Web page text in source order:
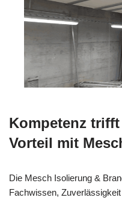
Kompetenz
Vorteil mit
Die Mesch Isolierung &
Fachwissen,